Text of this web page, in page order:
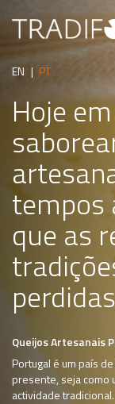
EN | PT
Hoje
tempos
que as
Queijos Artesanais
Portugal é um país
presente, seja como
actividade tradicional.